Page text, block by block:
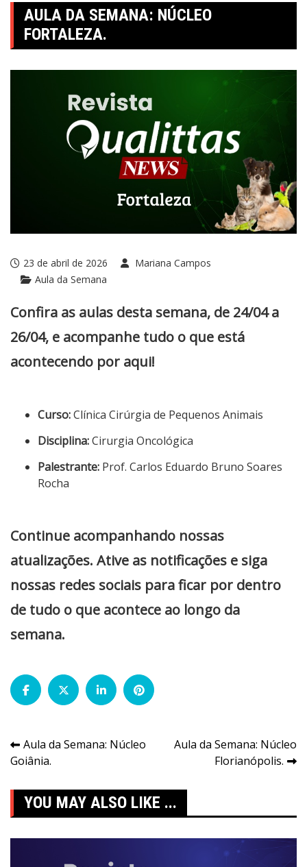
AULA DA SEMANA: NÚCLEO
FORTALEZA.
23 de abril de 2026
Mariana Campos
Aula da Semana
Confira as aulas desta semana, de 24/04 a
26/04, e acompanhe tudo o que está
acontecendo por aqui!
Curso:Clínica Cirúrgia de Pequenos Animais
Disciplina:Cirurgia Oncológica
Palestrante: Prof. Carlos Eduardo Bruno Soares
Rocha
Continue acompanhando nossas
atualizações. Ative as notificações e siga
nossas redes sociais para ficar por dentro
de tudo o que acontece ao longo da
semana.
Navegação
de
Post
Aula da Semana: Núcleo
Goiânia.
Aula da Semana: Núcleo
Florianópolis.
YOU MAY ALSO LIKE ...